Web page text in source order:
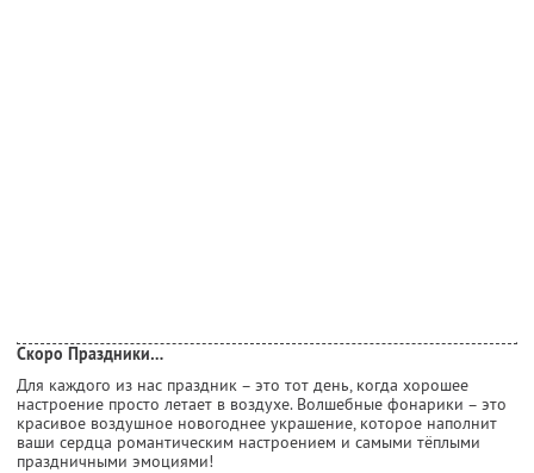
Скоро Праздники…
Для каждого из нас праздник – это тот день, когда хорошее
настроение просто летает в воздухе. Волшебные фонарики – это
красивое воздушное новогоднее украшение, которое наполнит
ваши сердца романтическим настроением и самыми тёплыми
праздничными эмоциями!